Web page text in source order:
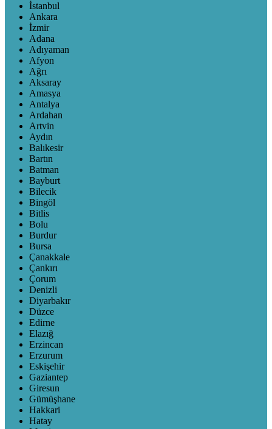
İstanbul
Ankara
İzmir
Adana
Adıyaman
Afyon
Ağrı
Aksaray
Amasya
Antalya
Ardahan
Artvin
Aydın
Balıkesir
Bartın
Batman
Bayburt
Bilecik
Bingöl
Bitlis
Bolu
Burdur
Bursa
Çanakkale
Çankırı
Çorum
Denizli
Diyarbakır
Düzce
Edirne
Elazığ
Erzincan
Erzurum
Eskişehir
Gaziantep
Giresun
Gümüşhane
Hakkari
Hatay